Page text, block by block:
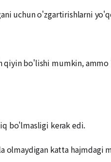
uchun o'zgartirishlarni
bo'lishi mumkin,
bo'lmasligi kerak edi.
olmaydigan katta